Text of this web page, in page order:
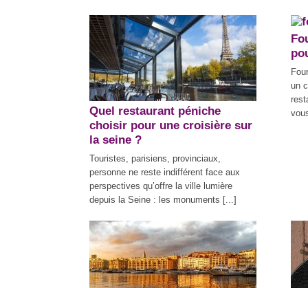
Quel restaurant péniche
choisir pour une croisière sur
la seine ?
Touristes, parisiens, provinciaux,
personne ne reste indifférent face aux
perspectives qu’offre la ville lumière
depuis la Seine : les monuments [...]
un